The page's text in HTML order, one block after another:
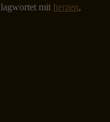
mit herzen,